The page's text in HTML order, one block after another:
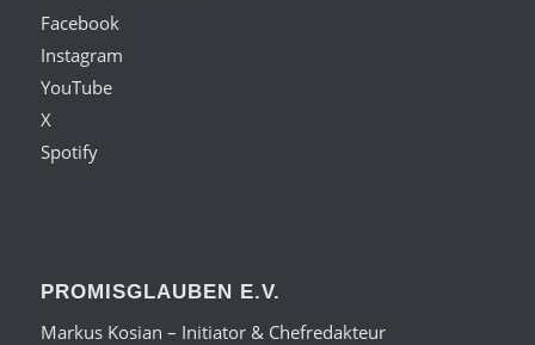
Facebook
Instagram
YouTube
X
Spotify
PROMISGLAUBEN E.V.
Markus Kosian – Initiator & Chefredakteur